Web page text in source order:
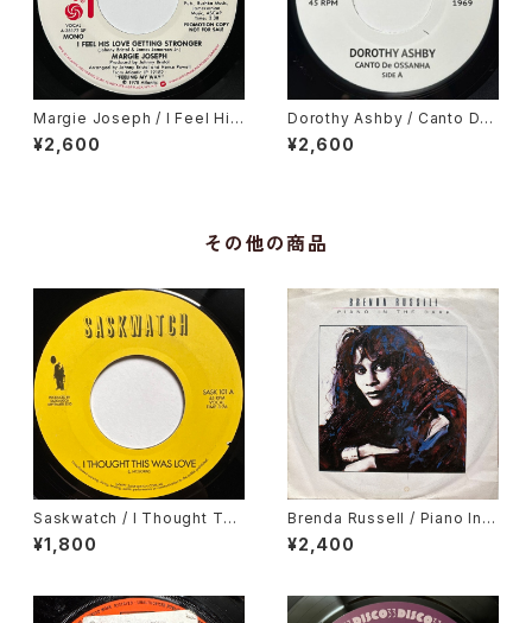
Margie Joseph / I Feel His
Love Getting Stronger
¥2,600
Dorothy Ashby / Canto De
Ossanha, Cause I Need It
¥2,600
その他の商品
Saskwatch / I Thought Thi
s Was Love / Kids
¥1,800
Brenda Russell / Piano In T
he Dark
¥2,400